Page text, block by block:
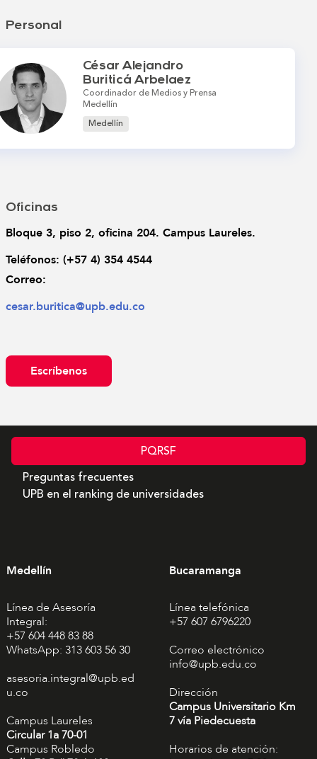
Personal
César Alejandro
Buriticá Arbelaez
Coordinador de Medios y Prensa
Medellín
Medellín
Oficinas
Bloque 3, piso 2, oficina 204. Campus Laureles.
Teléfonos: (+57 4) 354 4544
Correo:
cesar.buritica@upb.edu.co
Escríbenos
PQRSF
Preguntas frecuentes
UPB en el ranking de universidades
Medellín
Línea de Asesoría
Integral:
+57 604 448 83 88
WhatsApp: 313 603 56 30
asesoria.integral@upb.ed
u.co
Campus Laureles
Circular 1a 70-01
Campus Robledo
Bucaramanga
Línea telefónica
+57 607 6796220
Correo electrónico
info@upb.edu.co
Dirección
Campus Universitario Km
7 vía Piedecuesta
Horarios de atención: